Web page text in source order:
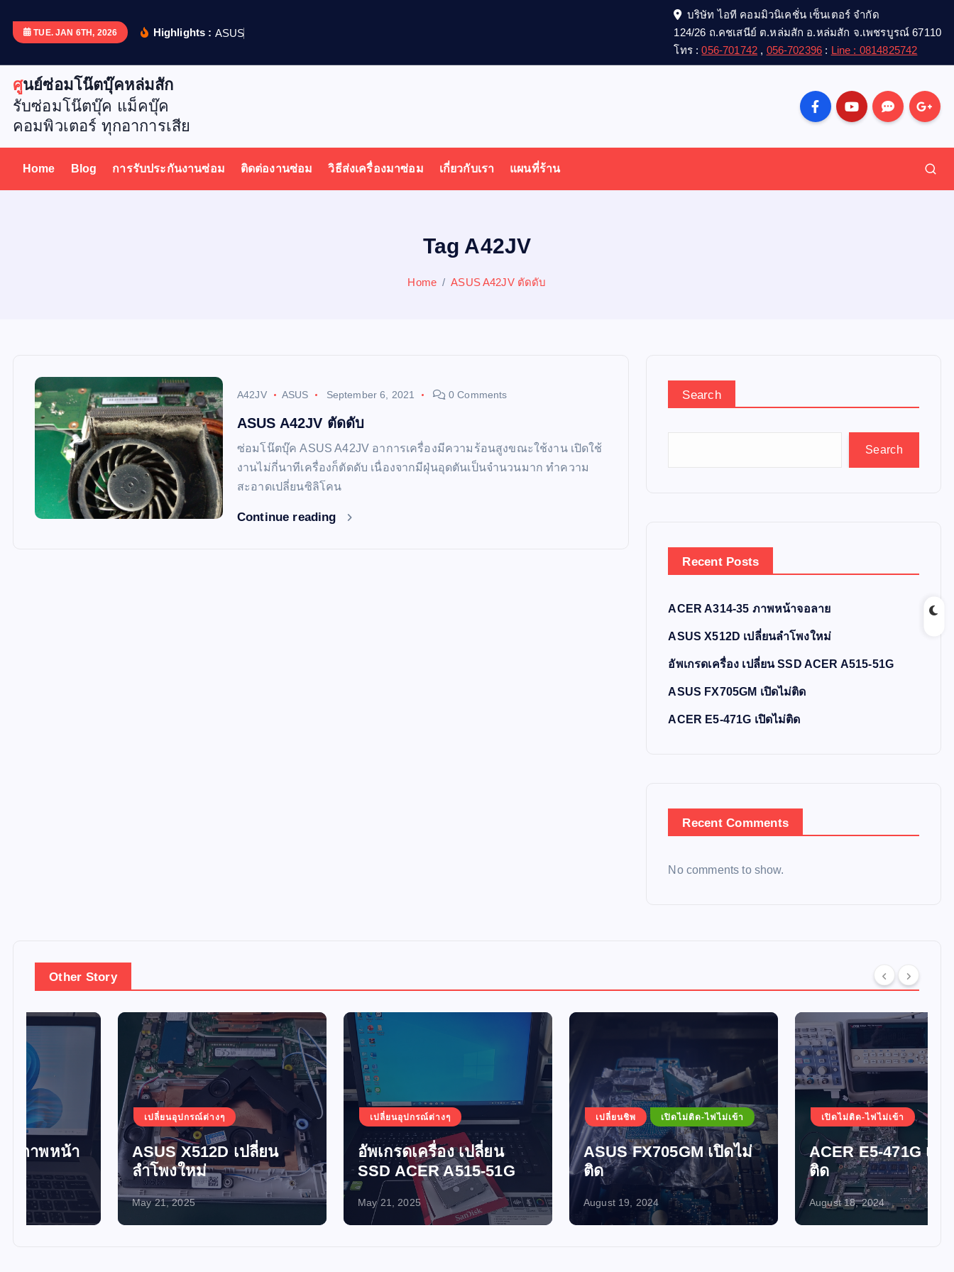
p
TUE. JAN 6TH, 2026 Highlights : ASUS
บริษัท ไอที คอมมิวนิเคชั่น เซ็นเตอร์ จำกัด
124/26 ถ.คชเสนีย์ ต.หล่มสัก อ.หล่มสัก จ.เพชรบูรณ์ 67110
โทร :056-701742 , 056-702396 : Line : 0814825742
ศูนย์ซ่อมโน๊ตบุ๊คหล่มสัก
รับซ่อมโน๊ตบุ๊ค แม็คบุ๊ค
คอมพิวเตอร์ ทุกอาการเสีย
Home Blog การรับประกันงานซ่อม ติดต่องานซ่อม วิธีส่งเครื่องมาซ่อม เกี่ยวกับเรา แผนที่ร้าน
Tag A42JV
Home ASUS A42JV ตัดดับ
A42JV ASUS September 6, 2021 0 Comments
ASUS A42JV ตัดดับ
ซ่อมโน๊ตบุ๊ค ASUS A42JV อาการเครื่องมีความร้อนสูงขณะใช้งาน เปิดใช้
งานไม่กี่นาทีเครื่องก็ตัดดับ เนื่องจากมีฝุ่นอุดตันเป็นจำนวนมาก ทำความ
สะอาดเปลี่ยนซิลิโคน
Continue reading
Search
Search
Recent Posts
ACER A314-35 ภาพหน้าจอลาย
ASUS X512D เปลี่ยนลำโพงใหม่
อัพเกรดเครื่อง เปลี่ยน SSD ACER A515-51G
ASUS FX705GM เปิดไม่ติด
ACER E5-471G เปิดไม่ติด
Recent Comments
No comments to show.
Other Story
เปลี่ยนอุปกรณ์ต่างๆ
ASUS X512D เปลี่ยน
ลำโพงใหม่
May 21, 2025
เปลี่ยนอุปกรณ์ต่างๆ
อัพเกรดเครื่อง เปลี่ยน
SSD ACER A515-51G
May 21, 2025
เปิดไม่ติด-ไฟไม่เข้า
ASUS FX705GM เปิดไม่
ติด
August 19, 2024
เปิดไม่ติด-ไฟไม่เข้า
ACER E5-471G เปิดไม่
ติด
August 18, 2024